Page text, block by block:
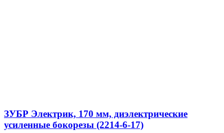
ЗУБР Электрик, 170 мм, диэлектрические
усиленные бокорезы (2214-6-17)